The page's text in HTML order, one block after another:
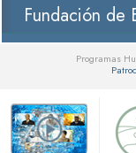
Fundación de
Programas